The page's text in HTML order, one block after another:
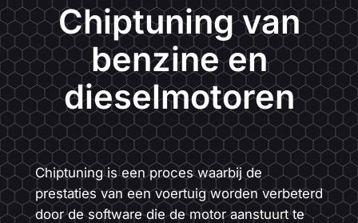
Chiptuning van
benzine en
dieselmotoren
Chiptuning is een proces waarbij de
prestaties van een voertuig worden verbeterd
door de software die de motor aanstuurt te